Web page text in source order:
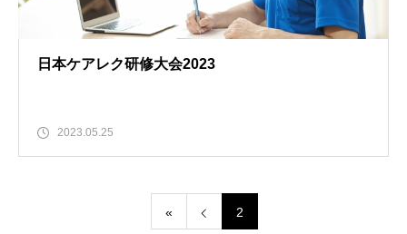
日本ケアレク研修大会2023
2023.05.25
« 2